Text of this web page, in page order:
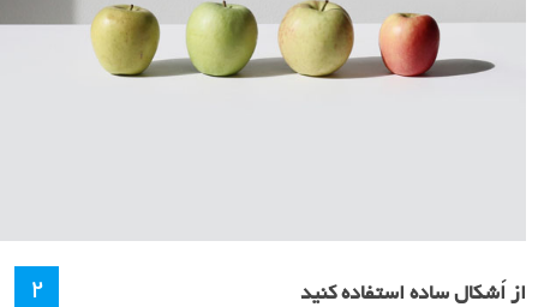
۲ از اَشکال ساده استفاده کنید